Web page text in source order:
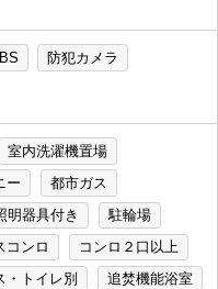
BS
防犯カメラ
室内洗濯機置場
ー
都市ガス
明器具付き
駐輪場
コンロ
コンロ２口以上
・トイレ別
追焚機能浴室